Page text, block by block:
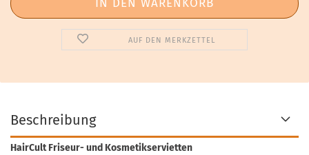
AUF DEN MERKZETTEL
Beschreibung
HairCult Friseur- und Kosmetikservietten